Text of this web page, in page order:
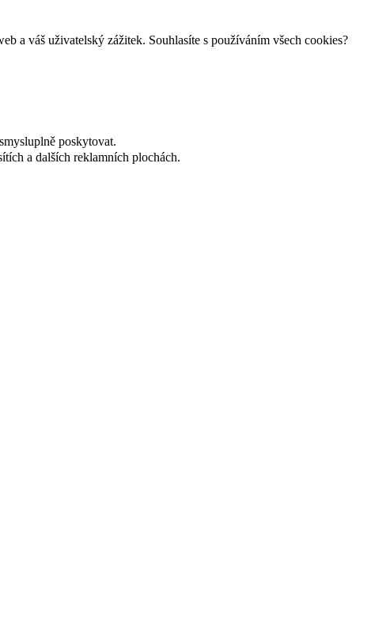
a váš uživatelský zážitek. Souhlasíte s používáním všech cookies?
poskytovat.
a dalších reklamních plochách.